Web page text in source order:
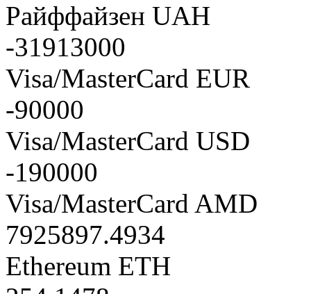
Райффайзен UAH
-31913000
Visa/MasterCard EUR
-90000
Visa/MasterCard USD
-190000
Visa/MasterCard AMD
7925897.4934
Ethereum ETH